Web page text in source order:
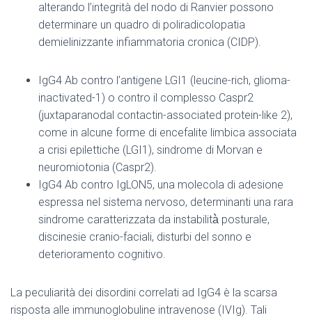
alterando l’integrità del nodo di Ranvier possono
determinare un quadro di poliradicolopatia
demielinizzante infiammatoria cronica (CIDP).
IgG4 Ab contro l’antigene LGI1 (leucine-rich, glioma-
inactivated-1) o contro il complesso Caspr2
(juxtaparanodal contactin-associated protein-like 2),
come in alcune forme di encefalite limbica associata
a crisi epilettiche (LGI1), sindrome di Morvan e
neuromiotonia (Caspr2).
IgG4 Ab contro IgLON5, una molecola di adesione
espressa nel sistema nervoso, determinanti una rara
sindrome caratterizzata da instabilità̀ posturale,
discinesie cranio-faciali, disturbi del sonno e
deterioramento cognitivo.
La peculiarità dei disordini correlati ad IgG4 è la scarsa
risposta alle immunoglobuline intravenose (IVIg). Tali